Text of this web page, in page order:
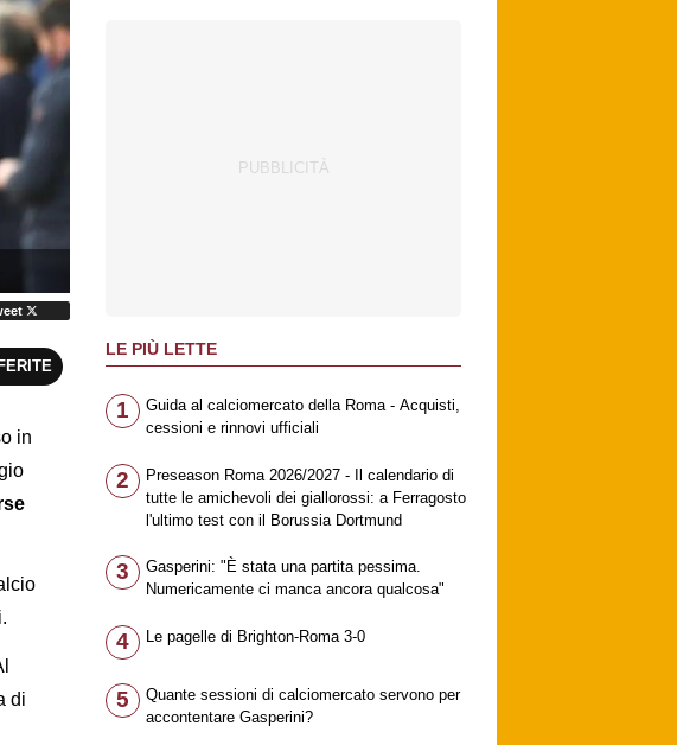
in
di
LE PIÙ LETTE
1
Guida al calciomercato della Roma - Acquisti,
cessioni e rinnovi ufficiali
2
Preseason Roma 2026/2027 - Il calendario di
tutte le amichevoli dei giallorossi: a Ferragosto
l'ultimo test con il Borussia Dortmund
3
Gasperini: "È stata una partita pessima.
Numericamente ci manca ancora qualcosa"
4 Le pagelle di Brighton-Roma 3-0
5
Quante sessioni di calciomercato servono per
accontentare Gasperini?